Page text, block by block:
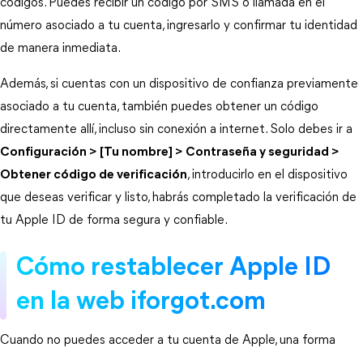
códigos. Puedes recibir un código por SMS o llamada en el
número asociado a tu cuenta, ingresarlo y confirmar tu identidad
de manera inmediata.
Además, si cuentas con un dispositivo de confianza previamente
asociado a tu cuenta, también puedes obtener un código
Configuración > [Tu nombre] > Contraseña y seguridad >
Obtener código de verificación, introducirlo en el dispositivo
que deseas verificar y listo, habrás completado la verificación de
tu Apple ID de forma segura y confiable.
Cómo restablecer Apple ID
en la web iforgot.com
Cuando no puedes acceder a tu cuenta de Apple, una forma